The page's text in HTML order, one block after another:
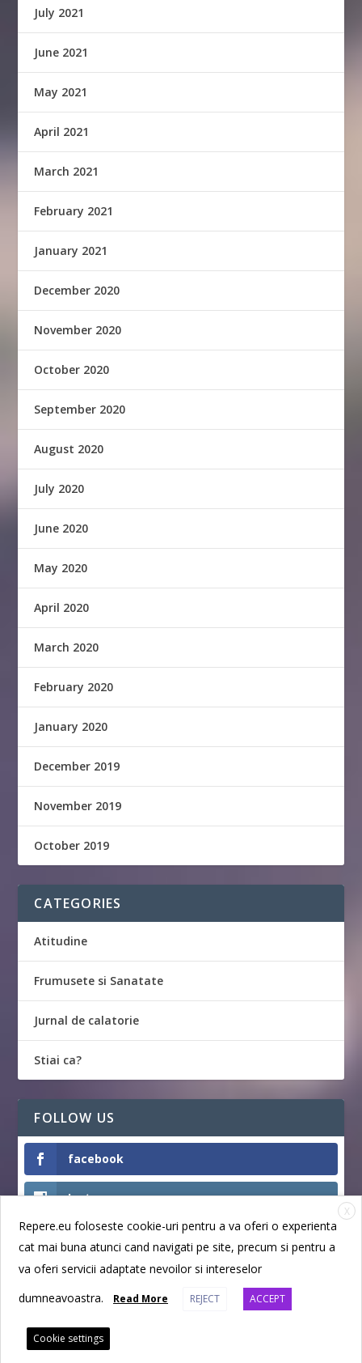
July 2021
June 2021
May 2021
April 2021
March 2021
February 2021
January 2021
December 2020
November 2020
October 2020
September 2020
August 2020
July 2020
June 2020
May 2020
April 2020
March 2020
February 2020
January 2020
December 2019
November 2019
October 2019
CATEGORIES
Atitudine
Frumusete si Sanatate
Jurnal de calatorie
Stiai ca?
FOLLOW US
facebook
Instagram
| Powered byWordPress
Politica de cookie
X
Repere.eu foloseste cookie-uri pentru a va oferi o experienta
cat mai buna atunci cand navigati pe site, precum si pentru a
va oferi servicii adaptate nevoilor si intereselor
dumneavoastra.
Read More REJECT ACCEPT
Cookie settings